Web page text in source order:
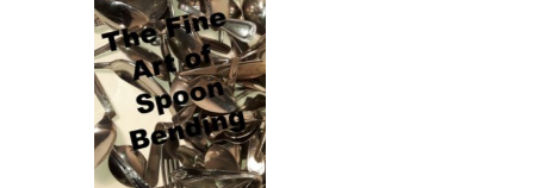
Изобразительное
искусство
изгибания ложки
Связаться с автором
Что такое изгиб
ложки? Изгиб ложки